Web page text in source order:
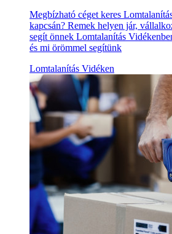
Megbízható céget keres
kapcsán? Remek helyen jár,
segít önnek Lomtalanítás
és mi örömmel segítünk
Lomtalanítás Vidéken